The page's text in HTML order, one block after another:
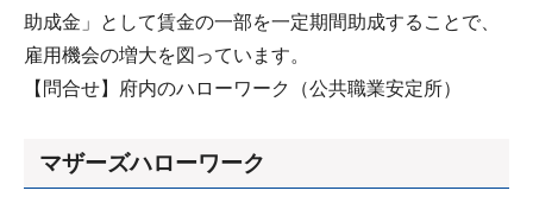
助成金」として賃金の一部を一定期間助成することで、
雇用機会の増大を図っています。
【問合せ】府内のハローワーク（公共職業安定所）
マザーズハローワーク